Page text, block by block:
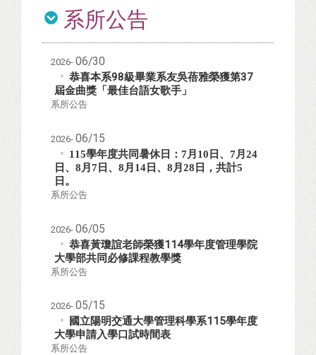
系所公告
2026- 06/30
恭喜本系98級畢業系友吳蓓雅榮獲第37
屆金曲獎「最佳台語女歌手」
系所公告
2026- 06/15
115學年度共同暑休日： 7 月 10 日 、 7 月 24
日 、 8 月 7 日 、 8 月 14日 、 8 月 28 日 ，共計5
日。
系所公告
2026- 06/05
恭喜黃瓊誼老師榮獲114學年度管理學院
大學部共同必修課程教學獎
系所公告
2026- 05/15
國立陽明交通大學管理科學系115學年度
大學申請入學口試時間表
系所公告